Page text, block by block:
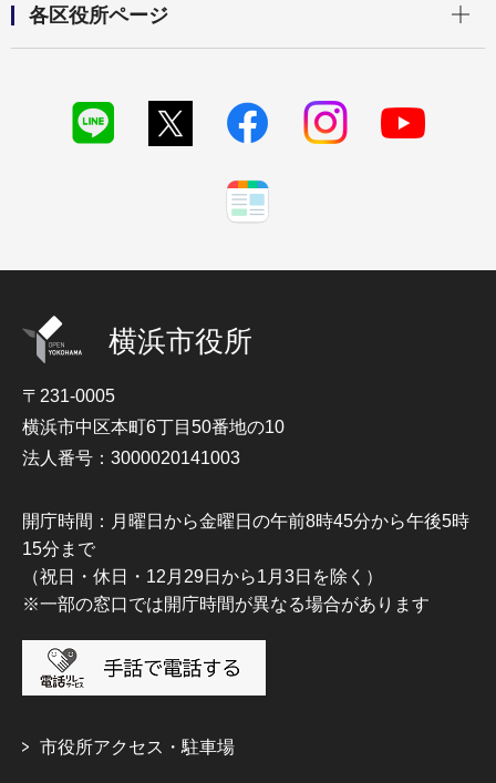
各区役所ページ
横浜市役所
〒231-0005
横浜市中区本町6丁目50番地の10
法人番号：3000020141003
開庁時間：月曜日から金曜日の午前8時45分から午後5時
15分まで
（祝日・休日・12月29日から1月3日を除く）
※一部の窓口では開庁時間が異なる場合があります
市役所アクセス・駐車場